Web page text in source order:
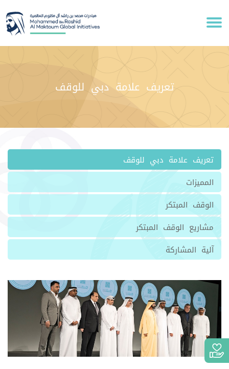
تعريف علامة دبي للوقف
تعريف علامة دبي للوقف
المميزات
الوقف المبتكر
مشاريع الوقف المبتكر
آلية المشاركة